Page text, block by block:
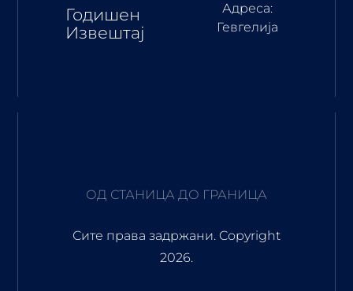
Годишен
Извештај
Адреса:
Гевгелија
ОД СТАНИЦА ДО ГРАНИЦА
Сите права задржани. Copyright
2026.